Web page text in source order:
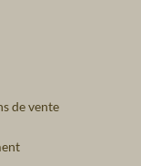
de vente